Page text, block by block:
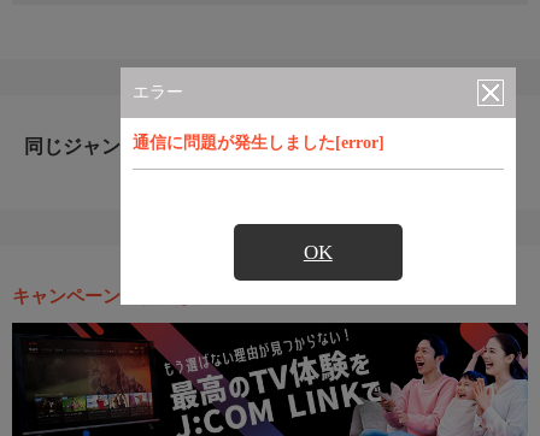
エラー
通信に問題が発生しました[error]
OK
同じジャンルのおすすめ番組
キャンペーン・お得な情報